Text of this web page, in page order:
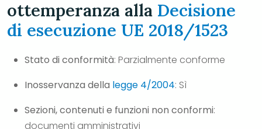
ottemperanza alla Decisione
di esecuzione UE 2018/1523
Stato di conformità: Parzialmente conforme
Inosservanza della legge 4/2004: Sì
Sezioni, contenuti e funzioni non conformi:
documenti amministrativi